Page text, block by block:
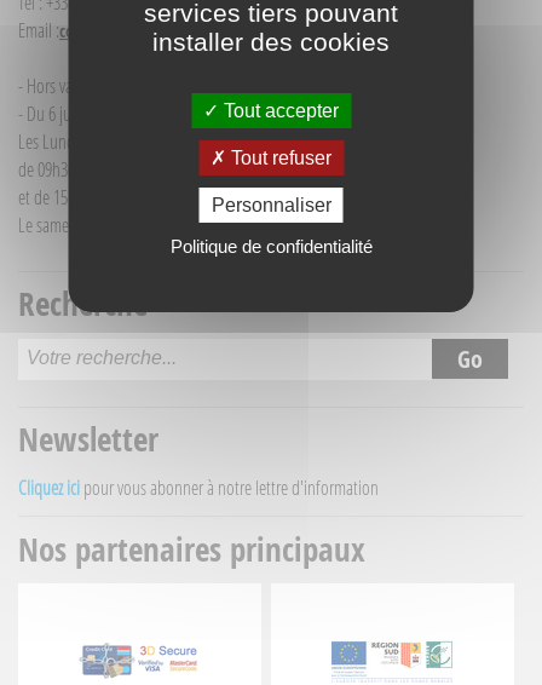
Email :contact@sources-du-buech.com
- Hors vacances d'été : mardi de 9h30 à 12h00
- Du 6 juillet au 30 août :
Les Lundi et Mercredi
de 09h30 à 12h30
et de 15h30 à 18h00
Le samedi matin de 09h30 à 12h30
Recherche
Newsletter
Cliquez ici pour vous abonner à notre lettre d'information
Nos partenaires principaux
services tiers pouvant
installer des cookies
Tout accepter
Tout refuser
Personnaliser
Politique de confidentialité